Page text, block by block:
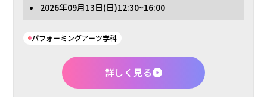
2026年09月13日(日)12:30~16:00
パフォーミングアーツ学科
詳しく見る